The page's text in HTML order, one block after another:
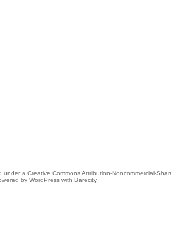
under a Creative Commons Attribution-Noncommercial-
by WordPress with Barecity